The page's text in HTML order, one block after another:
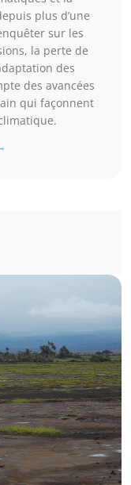
plus d’une
sur les
la perte de
des
des avancées
qui façonnent